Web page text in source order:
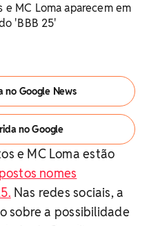
MC Loma aparecem em
'BBB 25'
no Google News
no Google
e MC Loma estão
nomes
Nas redes sociais, a
sobre a possibilidade